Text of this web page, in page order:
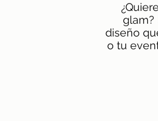
glam?
diseño
o tu